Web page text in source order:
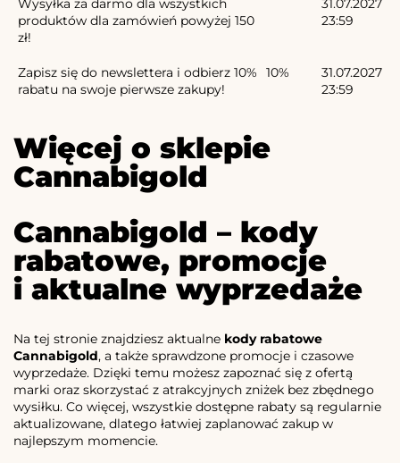
Wysyłka za darmo dla wszystkich
produktów dla zamówień powyżej 150
zł!
31.07.2027
23:59
Zapisz się do newslettera i odbierz 10%
rabatu na swoje pierwsze zakupy!
10%
31.07.2027
23:59
Więcej o sklepie
Cannabigold
Cannabigold – kody
rabatowe, promocje
i aktualne wyprzedaże
Na tej stronie znajdziesz aktualne kody rabatowe
Cannabigold, a także sprawdzone promocje i czasowe
wyprzedaże. Dzięki temu możesz zapoznać się z ofertą
marki oraz skorzystać z atrakcyjnych zniżek bez zbędnego
wysiłku. Co więcej, wszystkie dostępne rabaty są regularnie
aktualizowane, dlatego łatwiej zaplanować zakup w
najlepszym momencie.